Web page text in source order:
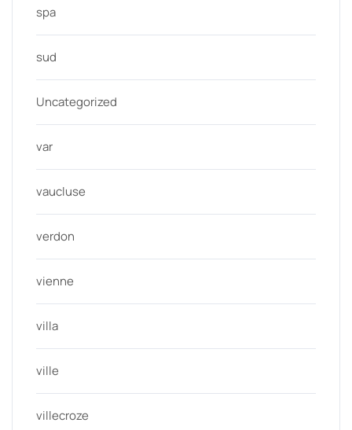
spa
sud
Uncategorized
var
vaucluse
verdon
vienne
villa
ville
villecroze